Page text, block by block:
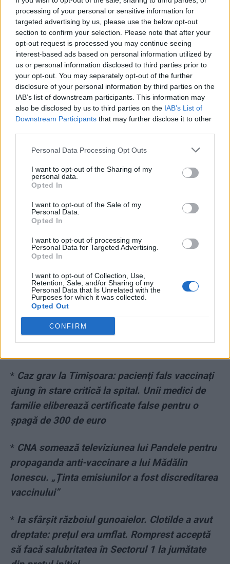
processing of your personal or sensitive information for
targeted advertising by us, please use the below opt-out
section to confirm your selection. Please note that after your
opt-out request is processed you may continue seeing
interest-based ads based on personal information utilized by
us or personal information disclosed to third parties prior to
your opt-out. You may separately opt-out of the further
disclosure of your personal information by third parties on the
IAB’s list of downstream participants. This information may
also be disclosed by us to third parties on the IAB’s List of
Downstream Participants that may further disclose it to other
Personal Data Processing Opt Outs
I want to opt-out of the Sharing of my
personal data.
Opted In
I want to opt-out of the Sale of my
Personal Data.
Opted In
I want to opt-out of processing my
Personal Data for Targeted Advertising.
Opted In
I want to opt-out of Collection, Use,
Retention, Sale, and/or Sharing of my
Personal Data that Is Unrelated with the
Purposes for which it was collected.
Opted Out
CONFIRM
judecata ei
*VIDEO. Ultimele clipe din viața comediantului
afgan mitraliat și decapitat de talibani pentru că
a făcut glume pe seama lor. A continuat să
râdă de ei până în ultima clipă
Gigi Becali, „dat în primire” de fostul său
avocat: a făcut pe bolnavul ca să iasă din
pușcărie. „Se făcea banditu’ că e cocoșat.
Vrăjeală! Escrocule, pe tine nu te doare nici
* Caz grav la Timișoara: pacienți fals vaccinați
ajung în stare critică la spital. Unii medici de
familie eliberează certificate false pentru o
șpagă de 300 de euro
* CNA somează televiziunea lui Pandele pentru
propaganda anti-vaccinare a lui Mădălin
Ionescu. „Ținta emisiunilor a fost discreditarea
vaccinului”
* Ia sfârșit războiul gunoaielor. Clotilde a avut
dreptate: prețul era umflat. Romprest acceptă
să facă salubritatea în Sectorul 1 la jumătate